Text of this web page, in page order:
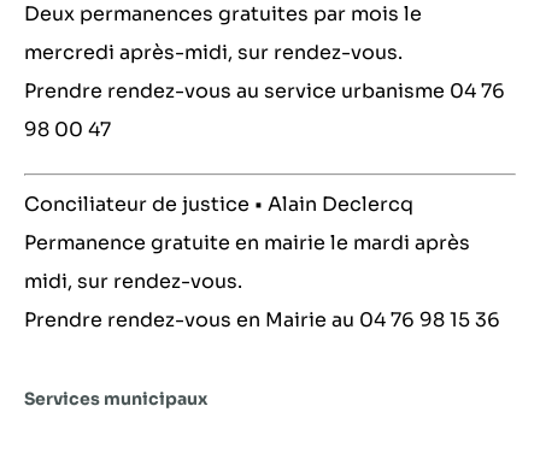
Deux permanences gratuites par mois le
mercredi après-midi, sur rendez-vous.
Prendre rendez-vous au service urbanisme 04 76
98 00 47
Conciliateur de justice • Alain Declercq
Permanence gratuite en mairie le mardi après
midi, sur rendez-vous.
Prendre rendez-vous en Mairie au 04 76 98 15 36
Services municipaux